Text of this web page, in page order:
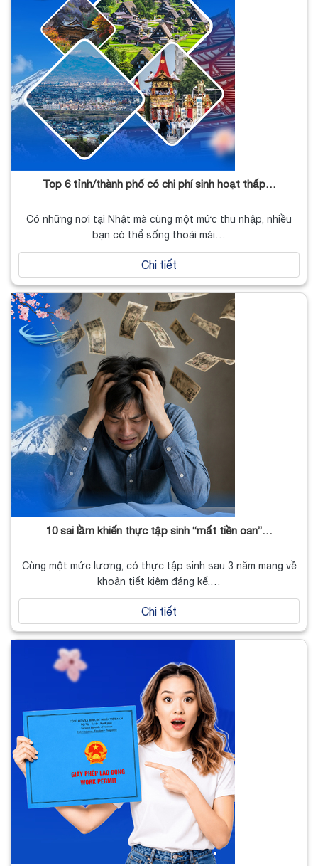
Top 6 tỉnh/thành phố có chi phí sinh hoạt thấp…
Có những nơi tại Nhật mà cùng một mức thu nhập, nhiều
bạn có thể sống thoải mái…
Chi tiết
10 sai lầm khiến thực tập sinh “mất tiền oan”…
Cùng một mức lương, có thực tập sinh sau 3 năm mang về
khoản tiết kiệm đáng kể.…
Chi tiết